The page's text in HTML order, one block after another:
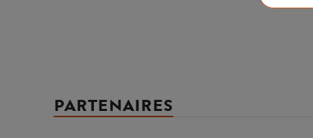
PARTENAIRES